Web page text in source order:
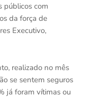
públicos com
da força de
Executivo,
realizado no mês
se sentem seguros
já foram vítimas ou